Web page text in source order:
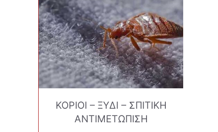
ΚΟΡΙΟΙ – ΞΥΔΙ – ΣΠΙΤΙΚΗ
ΑΝΤΙΜΕΤΩΠΙΣΗ